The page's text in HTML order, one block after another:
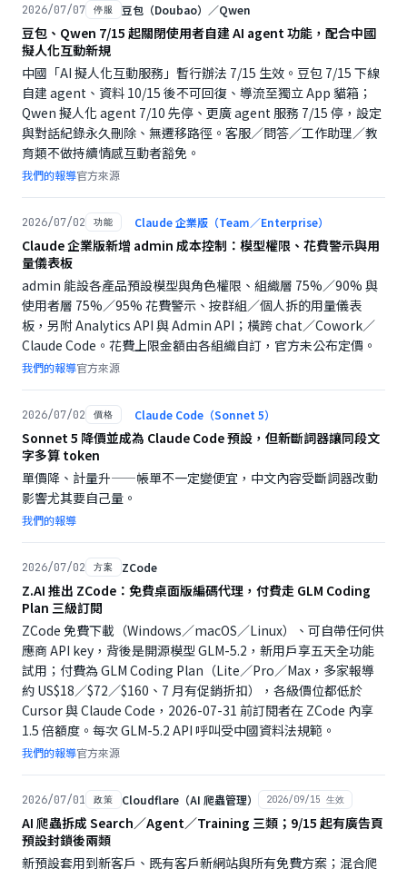
2026/07/07 停服 豆包（Doubao）／Qwen
豆包、Qwen 7/15 起關閉使用者自建 AI agent 功能，配合中國
擬人化互動新規
中國「AI 擬人化互動服務」暫行辦法 7/15 生效。豆包 7/15 下線
自建 agent、資料 10/15 後不可回復、導流至獨立 App 貓箱；
Qwen 擬人化 agent 7/10 先停、更廣 agent 服務 7/15 停，設定
與對話紀錄永久刪除、無遷移路徑。客服／問答／工作助理／教
育類不做持續情感互動者豁免。
我們的報導官方來源
2026/07/02 功能 Claude 企業版（Team／Enterprise）
Claude 企業版新增 admin 成本控制：模型權限、花費警示與用
量儀表板
admin 能設各產品預設模型與角色權限、組織層 75%／90% 與
使用者層 75%／95% 花費警示、按群組／個人拆的用量儀表
板，另附 Analytics API 與 Admin API；橫跨 chat／Cowork／
Claude Code。花費上限金額由各組織自訂，官方未公布定價。
我們的報導官方來源
2026/07/02 價格 Claude Code（Sonnet 5）
Sonnet 5 降價並成為 Claude Code 預設，但新斷詞器讓同段文
字多算 token
單價降、計量升——帳單不一定變便宜，中文內容受斷詞器改動
影響尤其要自己量。
我們的報導
2026/07/02 方案 ZCode
Z.AI 推出 ZCode：免費桌面版編碼代理，付費走 GLM Coding
Plan 三級訂閱
ZCode 免費下載（Windows／macOS／Linux）、可自帶任何供
應商 API key，背後是開源模型 GLM-5.2，新用戶享五天全功能
試用；付費為 GLM Coding Plan（Lite／Pro／Max，多家報導
約 US$18／$72／$160、7 月有促銷折扣），各級價位都低於
Cursor 與 Claude Code，2026-07-31 前訂閱者在 ZCode 內享
1.5 倍額度。每次 GLM-5.2 API 呼叫受中國資料法規範。
我們的報導官方來源
2026/07/01 政策 Cloudflare（AI 爬蟲管理） 2026/09/15 生效
AI 爬蟲拆成 Search／Agent／Training 三類；9/15 起有廣告頁
預設封鎖後兩類
新預設套用到新客戶、既有客戶新網站與所有免費方案；混合爬